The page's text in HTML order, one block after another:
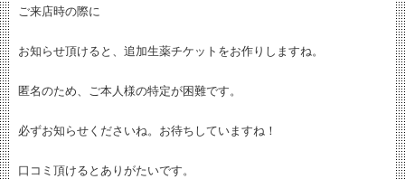
ご来店時の際に
お知らせ頂けると、追加生薬チケットをお作りしますね。
匿名のため、ご本人様の特定が困難です。
必ずお知らせくださいね。お待ちしていますね！
口コミ頂けるとありがたいです。